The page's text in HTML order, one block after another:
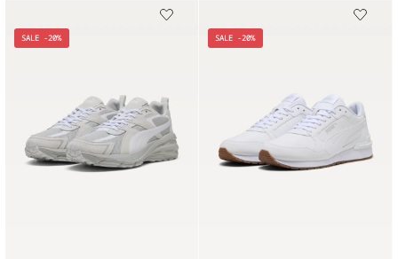
SALE -20% SALE -20%